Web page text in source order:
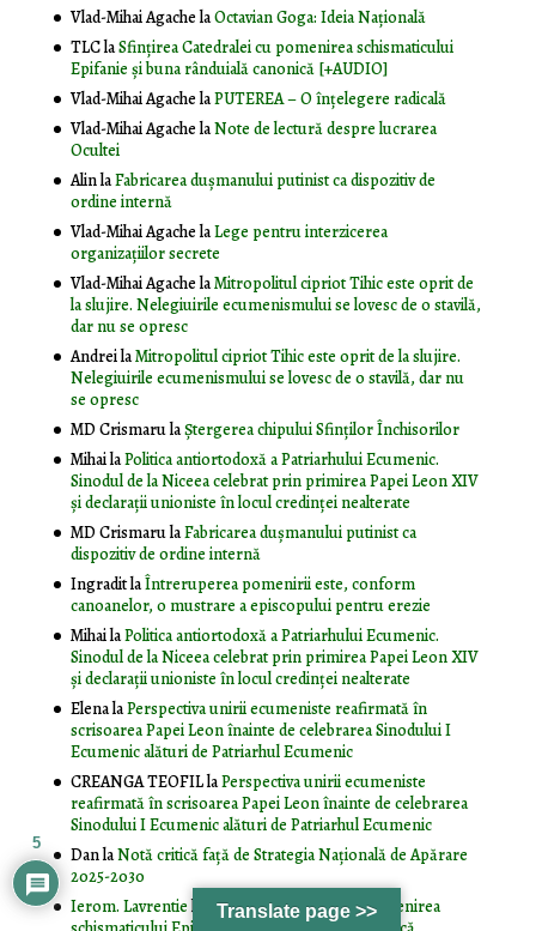
Vlad-Mihai AgachelaOctavian Goga: Ideia Naţională
TLClaSfințirea Catedralei cu pomenirea schismaticului
Epifanie și buna rânduială canonică [+AUDIO]
Vlad-Mihai AgachelaPUTEREA – O înţelegere radicală
Vlad-Mihai AgachelaNote de lectură despre lucrarea
Ocultei
AlinlaFabricarea dușmanului putinist ca dispozitiv de
ordine internă
Vlad-Mihai AgachelaLege pentru interzicerea
organizaţiilor secrete
Vlad-Mihai AgachelaMitropolitul cipriot Tihic este oprit de
la slujire. Nelegiuirile ecumenismului se lovesc de o stavilă,
dar nu se opresc
AndreilaMitropolitul cipriot Tihic este oprit de la slujire.
Nelegiuirile ecumenismului se lovesc de o stavilă, dar nu
se opresc
MD CrismarulaŞtergerea chipului Sfinţilor Închisorilor
MihailaPolitica antiortodoxă a Patriarhului Ecumenic.
Sinodul de la Niceea celebrat prin primirea Papei Leon XIV
și declarații unioniste în locul credinței nealterate
MD CrismarulaFabricarea dușmanului putinist ca
dispozitiv de ordine internă
IngraditlaÎntreruperea pomenirii este, conform
canoanelor, o mustrare a episcopului pentru erezie
MihailaPolitica antiortodoxă a Patriarhului Ecumenic.
Sinodul de la Niceea celebrat prin primirea Papei Leon XIV
și declarații unioniste în locul credinței nealterate
ElenalaPerspectiva unirii ecumeniste reafirmată în
scrisoarea Papei Leon înainte de celebrarea Sinodului I
Ecumenic alături de Patriarhul Ecumenic
CREANGA TEOFILlaPerspectiva unirii ecumeniste
reafirmată în scrisoarea Papei Leon înainte de celebrarea
Sinodului I Ecumenic alături de Patriarhul Ecumenic
DanlaNotă critică faţă de Strategia Naţională de Apărare
2025-2030
Ierom. Lavrentiela
Sfințirea Catedralei cu pomenirea
Translate page >>
5